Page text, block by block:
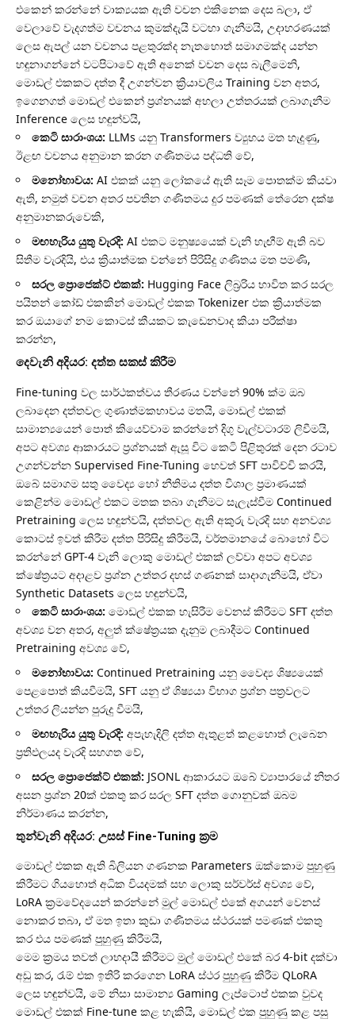
එකෙන් කරන්නේ වාක්‍යයක ඇති වචන එකිනෙක දෙස බලා, ඒ
වෙලාවේ වැදගත්ම වචනය කුමක්දැයි වටහා ගැනීමයි, උදාහරණයක්
ලෙස ඇපල් යන වචනය පළතුරක්ද නැතහොත් සමාගමක්ද යන්න
හඳුනාගන්නේ වටපිටාවේ ඇති අනෙක් වචන දෙස බැලීමෙනි,
මොඩල් එකකට දත්ත දී උගන්වන ක්‍රියාවලිය Training වන අතර,
ඉගෙනගත් මොඩල් එකෙන් ප්‍රශ්නයක් අහලා උත්තරයක් ලබාගැනීම
Inference ලෙස හඳුන්වයි,
කෙටි සාරාංශය: LLMs යනු Transformers ව්‍යුහය මත හැදුණු,
ඊළඟ වචනය අනුමාන කරන ගණිතමය පද්ධති වේ,
මනෝභාවය: AI එකක් යනු ලෝකයේ ඇති සෑම පොතක්ම කියවා
ඇති, නමුත් වචන අතර පවතින ගණිතමය දුර පමණක් තේරෙන දක්ෂ
අනුමානකරුවෙකි,
මඟහැරිය යුතු වැරදි: AI එකට මනුෂ්‍යයෙක් වැනි හැඟීම් ඇති බව
සිතීම වැරදියි, එය ක්‍රියාත්මක වන්නේ පිරිසිදු ගණිතය මත පමණි,
සරල ප්‍රොජෙක්ට් එකක්: Hugging Face ලිබ්‍රරිය භාවිත කර සරල
පයිතන් කෝඩ් එකකින් මොඩල් එකක Tokenizer එක ක්‍රියාත්මක
කර ඔයාගේ නම කොටස් කීයකට කැඩෙනවාද කියා පරීක්ෂා
කරන්න,
දෙවැනි අදියර: දත්ත සකස් කිරීම
Fine-tuning වල සාර්ථකත්වය තීරණය වන්නේ 90% ක්ම ඔබ
ලබාදෙන දත්තවල ගුණාත්මකභාවය මතයි, මොඩල් එකක්
සාමාන්‍යයෙන් පොත් කියෙව්වාම කරන්නේ දිගු වැල්වටාරම් ලිවීමයි,
අපට අවශ්‍ය ආකාරයට ප්‍රශ්නයක් ඇසූ විට කෙටි පිළිතුරක් දෙන රටාව
උගන්වන්න Supervised Fine-Tuning හෙවත් SFT පාවිච්චි කරයි,
ඔබේ සමාගම සතු වෛද්‍ය හෝ නීතිමය දත්ත විශාල ප්‍රමාණයක්
කෙළින්ම මොඩල් එකට මතක තබා ගැනීමට සැලැස්වීම Continued
Pretraining ලෙස හඳුන්වයි, දත්තවල ඇති අකුරු වැරදි සහ අනවශ්‍ය
කොටස් ඉවත් කිරීම දත්ත පිරිසිදු කිරීමයි, වර්තමානයේ බොහෝ විට
කරන්නේ GPT-4 වැනි ලොකු මොඩල් එකක් ලව්වා අපට අවශ්‍ය
ක්ෂේත්‍රයට අදාළව ප්‍රශ්න උත්තර දහස් ගණනක් සාදාගැනීමයි, ඒවා
Synthetic Datasets ලෙස හඳුන්වයි,
කෙටි සාරාංශය: මොඩල් එකක හැසිරීම වෙනස් කිරීමට SFT දත්ත
අවශ්‍ය වන අතර, අලුත් ක්ෂේත්‍රයක දැනුම ලබාදීමට Continued
Pretraining අවශ්‍ය වේ,
මනෝභාවය: Continued Pretraining යනු වෛද්‍ය ශිෂ්‍යයෙක්
පෙළපොත් කියවීමයි, SFT යනු ඒ ශිෂ්‍යයා විභාග ප්‍රශ්න පත්‍රවලට
උත්තර ලියන්න පුරුදු වීමයි,
මඟහැරිය යුතු වැරදි: අපැහැදිලි දත්ත ඇතුළත් කළහොත් ලැබෙන
ප්‍රතිඵලයද වැරදි සහගත වේ,
සරල ප්‍රොජෙක්ට් එකක්: JSONL ආකාරයට ඔබේ ව්‍යාපාරයේ නිතර
අසන ප්‍රශ්න 20ක් එකතු කර සරල SFT දත්ත ගොනුවක් ඔබම
නිර්මාණය කරන්න,
තුන්වැනි අදියර: උසස් Fine-Tuning ක්‍රම
මොඩල් එකක ඇති බිලියන ගණනක Parameters ඔක්කොම පුහුණු
කිරීමට ගියහොත් අධික වියදමක් සහ ලොකු සර්වර්ස් අවශ්‍ය වේ,
LoRA ක්‍රමවේදයෙන් කරන්නේ මුල් මොඩල් එකේ අගයන් වෙනස්
නොකර තබා, ඒ මත ඉතා කුඩා ගණිතමය ස්ථරයක් පමණක් එකතු
කර එය පමණක් පුහුණු කිරීමයි,
මෙම ක්‍රමය තවත් ලාභදායී කිරීමට මුල් මොඩල් එකේ බර 4-bit දක්වා
අඩු කර, රැම් එක ඉතිරි කරගෙන LoRA ස්ථර පුහුණු කිරීම QLoRA
ලෙස හඳුන්වයි, මේ නිසා සාමාන්‍ය Gaming ලැප්ටොප් එකක වුවද
මොඩල් එකක් Fine-tune කළ හැකියි, මොඩල් එක පුහුණු කළ පසු